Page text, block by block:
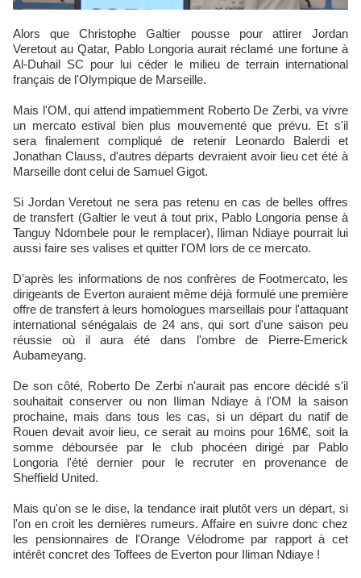
Alors que Christophe Galtier pousse pour attirer Jordan
Veretout au Qatar, Pablo Longoria aurait réclamé une fortune à
Al-Duhail SC pour lui céder le milieu de terrain international
français de l'Olympique de Marseille.
Mais l'OM, qui attend impatiemment Roberto De Zerbi, va vivre
un mercato estival bien plus mouvementé que prévu. Et s'il
sera finalement compliqué de retenir Leonardo Balerdi et
Jonathan Clauss, d'autres départs devraient avoir lieu cet été à
Marseille dont celui de Samuel Gigot.
Si Jordan Veretout ne sera pas retenu en cas de belles offres
de transfert (Galtier le veut à tout prix, Pablo Longoria pense à
Tanguy Ndombele pour le remplacer), Iliman Ndiaye pourrait lui
aussi faire ses valises et quitter l'OM lors de ce mercato.
D'après les informations de nos confrères de Footmercato, les
dirigeants de Everton auraient même déjà formulé une première
offre de transfert à leurs homologues marseillais pour l'attaquant
international sénégalais de 24 ans, qui sort d'une saison peu
réussie où il aura été dans l'ombre de Pierre-Emerick
Aubameyang.
De son côté, Roberto De Zerbi n'aurait pas encore décidé s'il
souhaitait conserver ou non Iliman Ndiaye à l'OM la saison
prochaine, mais dans tous les cas, si un départ du natif de
Rouen devait avoir lieu, ce serait au moins pour 16M€, soit la
somme déboursée par le club phocéen dirigé par Pablo
Longoria l'été dernier pour le recruter en provenance de
Sheffield United.
Mais qu'on se le dise, la tendance irait plutôt vers un départ, si
l'on en croit les dernières rumeurs. Affaire en suivre donc chez
les pensionnaires de l'Orange Vélodrome par rapport à cet
intérêt concret des Toffees de Everton pour Iliman Ndiaye !